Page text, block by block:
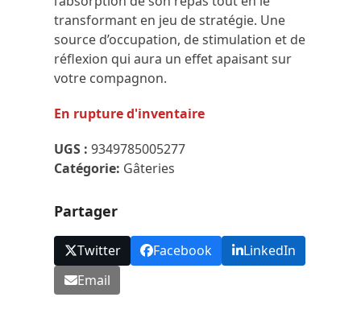
transformant en jeu de stratégie. Une
source d’occupation, de stimulation et de
réflexion qui aura un effet apaisant sur
votre compagnon.
En rupture d'inventaire
UGS :9349785005277
Catégorie: Gâteries
Partager
Twitter Facebook
LinkedIn
Email